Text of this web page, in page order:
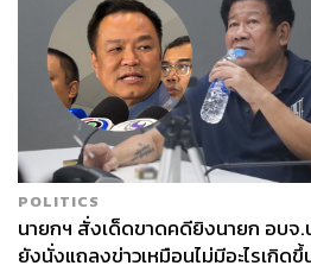
POLITICS
นายกฯ สั่งเด็ดขาดคดียิงนายก อบจ.
ยังนั่งแถลงข่าวเหมือนไม่มีอะไรเกิดขึ้